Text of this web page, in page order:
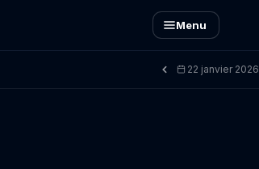
Menu
22 janvier 2026